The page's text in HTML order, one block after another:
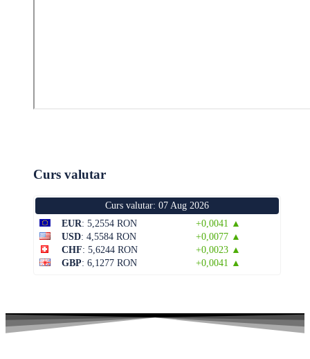
Curs valutar
Curs valutar: 07 Aug 2026
EUR: 5,2554 RON
+0,0041 ▲
USD: 4,5584 RON
+0,0077 ▲
CHF: 5,6244 RON
+0,0023 ▲
GBP: 6,1277 RON +0,0041 ▲